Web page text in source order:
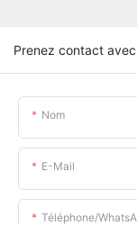
Prenez contact
Nom
E-Mail
Téléphone/